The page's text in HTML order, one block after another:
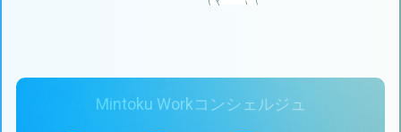
Mintoku Workコンシェルジュ